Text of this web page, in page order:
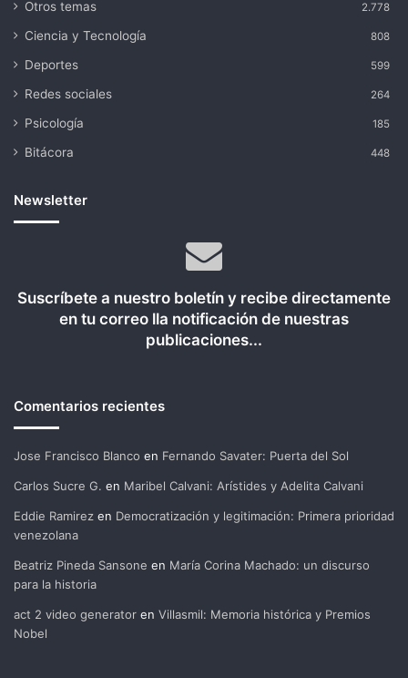
Otros temas 2.778
Ciencia y Tecnología 808
Deportes 599
Redes sociales 264
Psicología 185
Bitácora 448
Newsletter
Suscríbete a nuestro boletín y recibe directamente
en tu correo lla notificación de nuestras
publicaciones...
Comentarios recientes
Jose Francisco Blanco en Fernando Savater: Puerta del Sol
Carlos Sucre G. en Maribel Calvani: Arístides y Adelita Calvani
Eddie Ramirez en Democratización y legitimación: Primera prioridad
venezolana
Beatriz Pineda Sansone en María Corina Machado: un discurso
para la historia
act 2 video generator en Villasmil: Memoria histórica y Premios
Nobel